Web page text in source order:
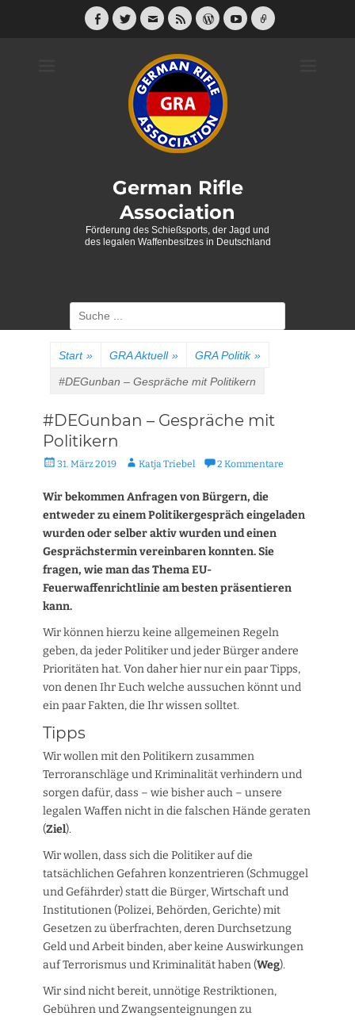
Facebook
Twitter
E-
Feed WordPress
YouTube
Link
German Rifle
Association
Förderung des Schießsports, der Jagd und
des legalen Waffenbesitzes in Deutschland
Suche
nach:
Start » GRA Aktuell » GRA Politik »
#DEGunban – Gespräche mit Politikern
#DEGunban – Gespräche mit
Politikern
Veröffentlicht
31. März 2019 AutorKatja Triebel 2 Kommentare
Wir bekommen Anfragen von Bürgern, die
entweder zu einem Politikergespräch eingeladen
wurden oder selber aktiv wurden und einen
Gesprächstermin vereinbaren konnten. Sie
fragen, wie man das Thema EU-
Feuerwaffenrichtlinie am besten präsentieren
kann.
Wir können hierzu keine allgemeinen Regeln
geben, da jeder Politiker und jeder Bürger andere
Prioritäten hat. Von daher hier nur ein paar Tipps,
von denen Ihr Euch welche aussuchen könnt und
ein paar Fakten, die Ihr wissen solltet.
Tipps
Wir wollen mit den Politikern zusammen
Terroranschläge und Kriminalität verhindern und
sorgen dafür, dass – wie bisher auch – unsere
legalen Waffen nicht in die falschen Hände geraten
(Ziel).
Wir wollen, dass sich die Politiker auf die
tatsächlichen Gefahren konzentrieren (Schmuggel
und Gefährder) statt die Bürger, Wirtschaft und
Institutionen (Polizei, Behörden, Gerichte) mit
Gesetzen zu überfrachten, deren Durchsetzung
Geld und Arbeit binden, aber keine Auswirkungen
auf Terrorismus und Kriminalität haben (Weg).
Wir sind nicht bereit, unnötige Restriktionen,
Gebühren und Zwangsenteignungen zu